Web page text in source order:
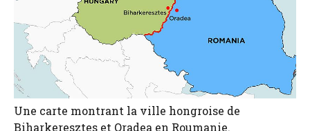
Une carte montrant la ville hongroise de
Biharkeresztes et Oradea en Roumanie.